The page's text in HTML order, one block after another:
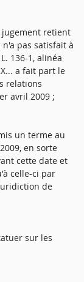
retient
pas satisfait à
136-1, alinéa
a fait part le
relations
avril 2009 ;
un terme au
en sorte
cette date et
celle-ci par
de
sur les